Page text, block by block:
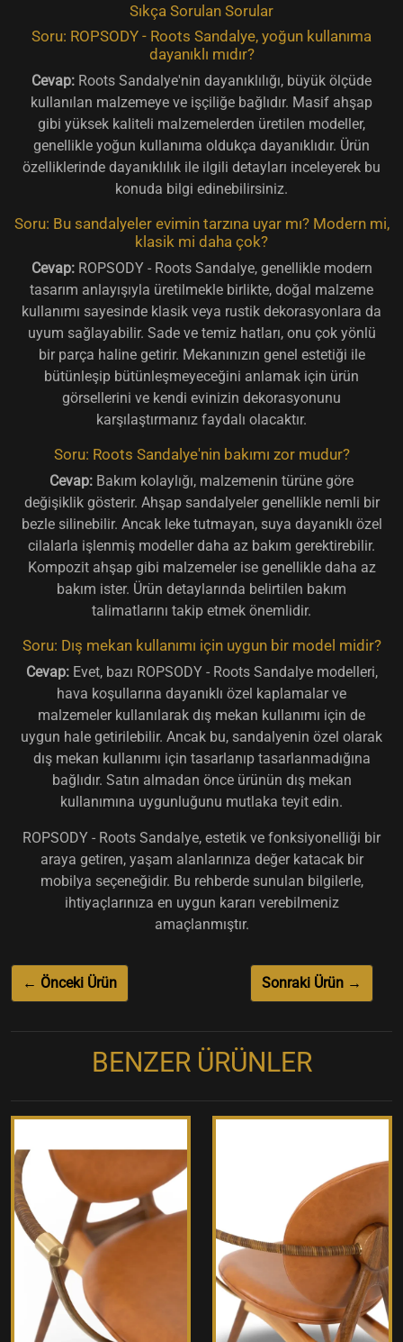
Sıkça Sorulan Sorular
Soru: ROPSODY - Roots Sandalye, yoğun kullanıma
dayanıklı mıdır?
Cevap: Roots Sandalye'nin dayanıklılığı, büyük ölçüde
kullanılan malzemeye ve işçiliğe bağlıdır. Masif ahşap
gibi yüksek kaliteli malzemelerden üretilen modeller,
genellikle yoğun kullanıma oldukça dayanıklıdır. Ürün
özelliklerinde dayanıklılık ile ilgili detayları inceleyerek bu
konuda bilgi edinebilirsiniz.
Soru: Bu sandalyeler evimin tarzına uyar mı? Modern mi,
klasik mi daha çok?
Cevap:ROPSODY - Roots Sandalye, genellikle modern
tasarım anlayışıyla üretilmekle birlikte, doğal malzeme
kullanımı sayesinde klasik veya rustik dekorasyonlara da
uyum sağlayabilir. Sade ve temiz hatları, onu çok yönlü
bir parça haline getirir. Mekanınızın genel estetiği ile
bütünleşip bütünleşmeyeceğini anlamak için ürün
görsellerini ve kendi evinizin dekorasyonunu
karşılaştırmanız faydalı olacaktır.
Soru: Roots Sandalye'nin bakımı zor mudur?
Cevap: Bakım kolaylığı, malzemenin türüne göre
değişiklik gösterir. Ahşap sandalyeler genellikle nemli bir
bezle silinebilir. Ancak leke tutmayan, suya dayanıklı özel
cilalarla işlenmiş modeller daha az bakım gerektirebilir.
Kompozit ahşap gibi malzemeler ise genellikle daha az
bakım ister. Ürün detaylarında belirtilen bakım
talimatlarını takip etmek önemlidir.
Soru: Dış mekan kullanımı için uygun bir model midir?
Cevap:Evet, bazı ROPSODY - Roots Sandalye modelleri,
hava koşullarına dayanıklı özel kaplamalar ve
malzemeler kullanılarak dış mekan kullanımı için de
uygun hale getirilebilir. Ancak bu, sandalyenin özel olarak
dış mekan kullanımı için tasarlanıp tasarlanmadığına
bağlıdır. Satın almadan önce ürünün dış mekan
kullanımına uygunluğunu mutlaka teyit edin.
ROPSODY - Roots Sandalye, estetik ve fonksiyonelliği bir
araya getiren, yaşam alanlarınıza değer katacak bir
mobilya seçeneğidir. Bu rehberde sunulan bilgilerle,
ihtiyaçlarınıza en uygun kararı verebilmeniz
amaçlanmıştır.
← Önceki Ürün Sonraki Ürün →
BENZER ÜRÜNLER